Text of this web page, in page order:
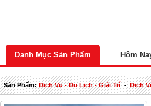
Danh Mục Sản Phẩm Hôm
Sản Phẩm:Dịch Vụ - Du Lịch - Giải Trí-Dịch